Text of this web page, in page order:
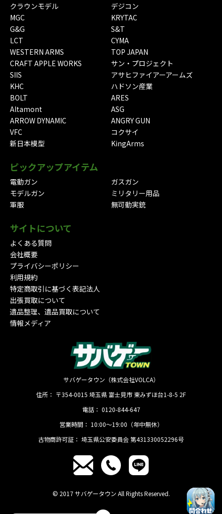
クラウンモデル
デジコン
MGC
KRYTAC
G&G
S&T
LCT
CYMA
WESTERN ARMS
TOP JAPAN
CRAFT APPLE WORKS
サン・プロジェクト
SIIS
アサヒファイアーアームズ
KHC
ハドソン産業
BOLT
ARES
Altamont
ASG
ARROW DYNAMIC
ANGRY GUN
VFC
コクサイ
新日本模型
KingArms
ピックアップアイテム
電動ガン
ガスガン
モデルガン
ミリタリー用品
軍服
無可動実銃
サイトについて
よくある質問
会社概要
プライバシーポリシー
利用規約
特定商取引に基づく表記法人
出張買取について
遺品整理、遺品買取について
情報メディア
サバゲータウン（株式会社VOLCA）
住所： 〒354-0015 埼玉県 富士見市 東みずほ台1-8-5 2F
電話： 0120-844-647
営業時間： 10:00〜19:00（年中無休）
古物商許可証： 埼玉県公安委員会 第431330052296号
© 2017 サバゲータウン All Rights Reserved.